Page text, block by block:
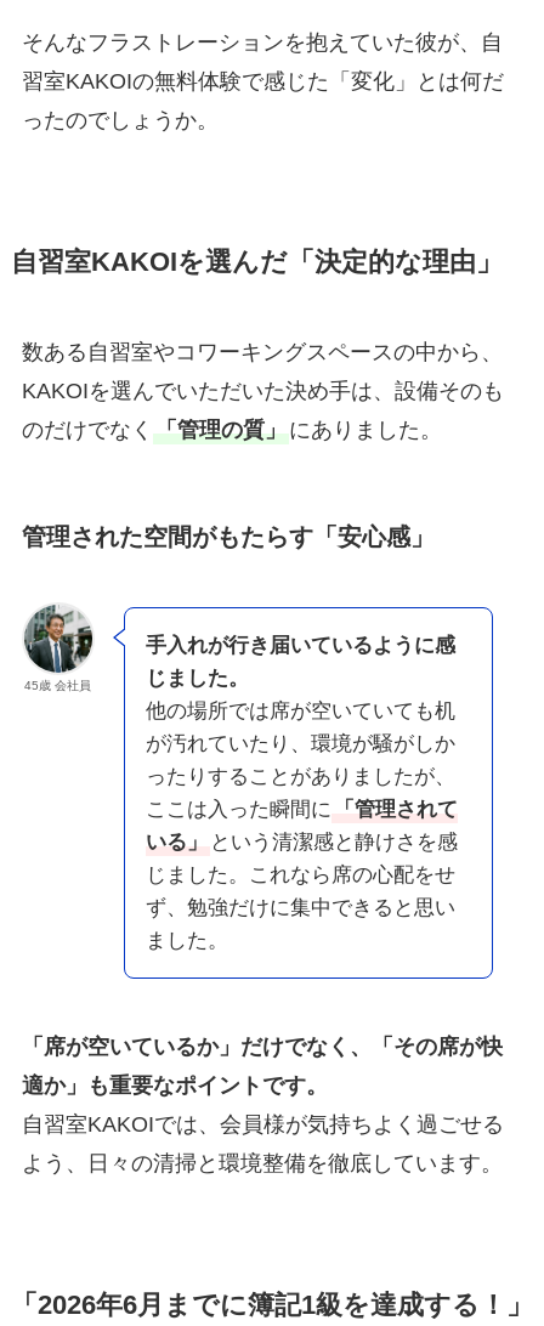
そんなフラストレーションを抱えていた彼が、自
習室KAKOIの無料体験で感じた「変化」とは何だ
ったのでしょうか。
自習室KAKOIを選んだ「決定的な理由」
数ある自習室やコワーキングスペースの中から、
KAKOIを選んでいただいた決め手は、設備そのも
のだけでなく 「管理の質」にありました。
管理された空間がもたらす「安心感」
45歳 会社員
手入れが行き届いているように感
じました。
他の場所では席が空いていても机
が汚れていたり、環境が騒がしか
ったりすることがありましたが、
ここは入った瞬間に
「管理されて
いる」
という清潔感と静けさを感
じました。これなら席の心配をせ
ず、勉強だけに集中できると思い
ました。
「席が空いているか」だけでなく、「その席が快
適か」も重要なポイントです。
自習室KAKOIでは、会員様が気持ちよく過ごせる
よう、日々の清掃と環境整備を徹底しています。
「2026年6月までに簿記1級を達成する！」